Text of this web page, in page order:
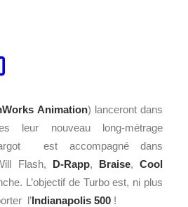
McQueen (
plus rapide que les
Animation) lanceront dans
leur nouveau long-métrage
est accompagné dans
Flash, D-Rapp, Braise,Cool
L’objectif de Turbo est, ni plus
l’Indianapolis 500 !